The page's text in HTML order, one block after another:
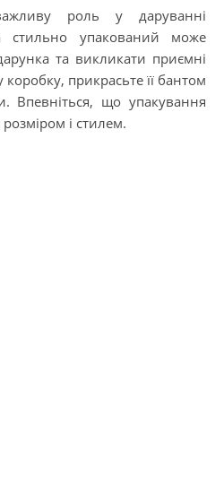
роль у даруванні
стильно упакований може
та викликати приємні
коробку, прикрасьте її бантом
Впевніться, що упакування
і стилем.